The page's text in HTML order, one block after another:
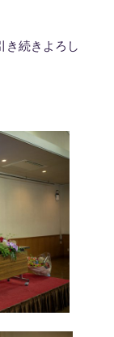
き続きよろし